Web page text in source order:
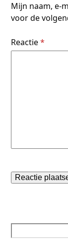
Mijn naam, e-
voor de
Reactie*